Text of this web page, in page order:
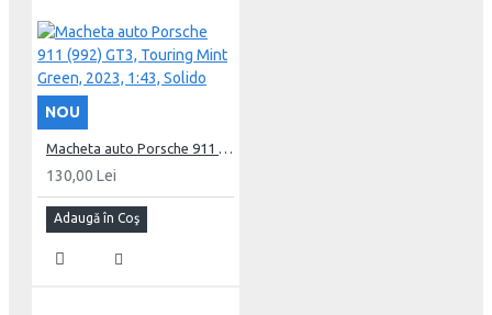
NOU
130,00 Lei
Adaugă în Coş